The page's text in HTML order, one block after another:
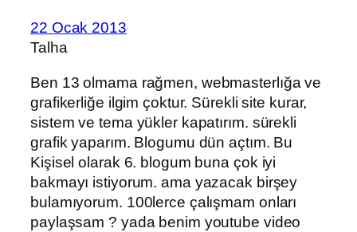
22 Ocak 2013
Talha
Ben 13 olmama rağmen, webmasterlığa ve
grafikerliğe ilgim çoktur. Sürekli site kurar,
sistem ve tema yükler kapatırım. sürekli
grafik yaparım. Blogumu dün açtım. Bu
Kişisel olarak 6. blogum buna çok iyi
bakmayı istiyorum. ama yazacak birşey
bulamıyorum. 100lerce çalışmam onları
paylaşsam ? yada benim youtube video